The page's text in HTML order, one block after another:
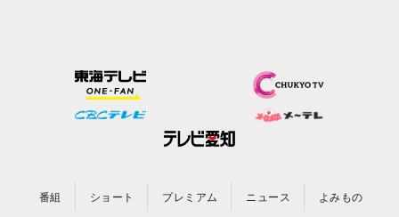
番組 ショート プレミアム ニュース よみもの